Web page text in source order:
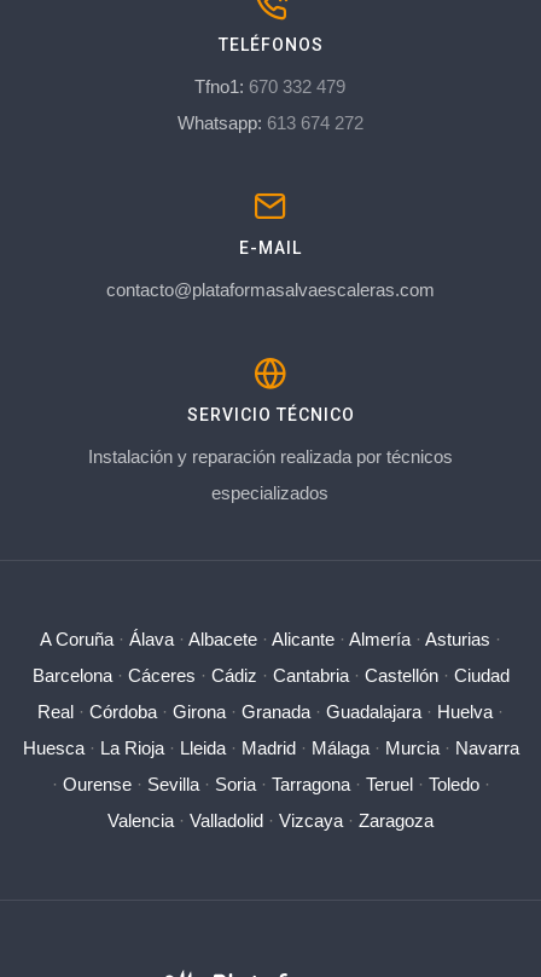
TELÉFONOS
Tfno1: 670 332 479
Whatsapp: 613 674 272
E-MAIL
contacto@plataformasalvaescaleras.com
SERVICIO TÉCNICO
Instalación y reparación realizada por técnicos
especializados
A Coruña · Álava · Albacete · Alicante · Almería · Asturias ·
Barcelona· Cáceres · Cádiz · Cantabria· Castellón· Ciudad
Real · Córdoba · Girona · Granada · Guadalajara · Huelva ·
Huesca· La Rioja· Lleida· Madrid· Málaga· Murcia· Navarra
· Ourense· Sevilla· Soria· Tarragona· Teruel· Toledo·
Valencia · Valladolid · Vizcaya · Zaragoza